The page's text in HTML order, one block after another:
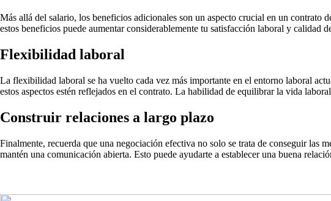
Más allá del salario, los beneficios adicionales son un aspecto crucial en un contrato
estos beneficios puede aumentar considerablemente tu satisfacción laboral y calidad
Flexibilidad laboral
La flexibilidad laboral se ha vuelto cada vez más importante en el entorno laboral
estos aspectos estén reflejados en el contrato. La habilidad de equilibrar la vida
Construir relaciones a largo plazo
Finalmente, recuerda que una negociación efectiva no solo se trata de conseguir las
mantén una comunicación abierta. Esto puede ayudarte a establecer una buena